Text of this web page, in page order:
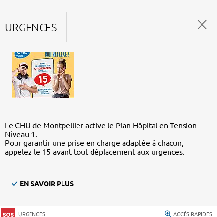
URGENCES
Le CHU de Montpellier active le Plan Hôpital en Tension –
Niveau 1.
Pour garantir une prise en charge adaptée à chacun,
appelez le 15 avant tout déplacement aux urgences.
EN SAVOIR PLUS
URGENCES ACCÈS RAPIDES